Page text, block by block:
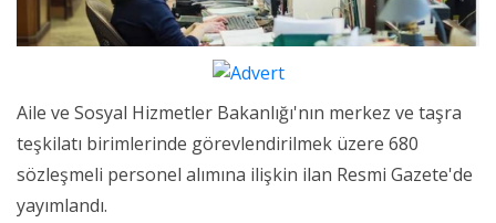
Aile ve Sosyal Hizmetler Bakanlığı'nın merkez ve taşra
teşkilatı birimlerinde görevlendirilmek üzere 680
sözleşmeli personel alımına ilişkin ilan Resmi Gazete'de
yayımlandı.